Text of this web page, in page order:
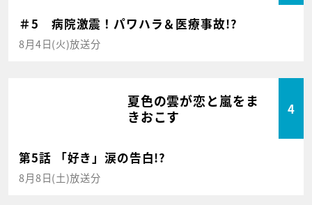
＃5 病院激震！パワハラ＆医療事故!?
8月4日(火)放送分
夏色の雲が恋と嵐をま
きおこす
4
第5話 「好き」涙の告白!?
8月8日(土)放送分